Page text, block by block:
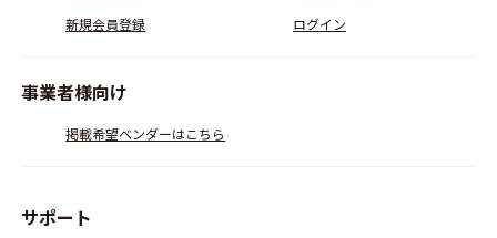
新規会員登録
ログイン
事業者様向け
掲載希望ベンダーはこちら
サポート